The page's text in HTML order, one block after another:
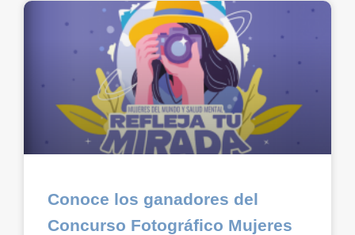
Conoce los ganadores del
Concurso Fotográfico Mujeres